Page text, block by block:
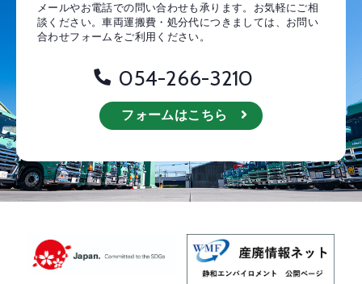
メールやお電話での問い合わせも承ります。お気軽にご相
談ください。車両運搬費・処分代につきましては、お問い
合わせフォームをご利用ください。
054-266-3210
フォームはこちら